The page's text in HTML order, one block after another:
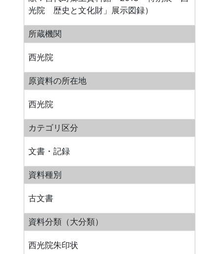
光院 歴史と文化財」展示図録）
所蔵機関
西光院
原資料の所在地
西光院
カテゴリ区分
文書・記録
資料種別
古文書
資料分類（大分類）
西光院朱印状